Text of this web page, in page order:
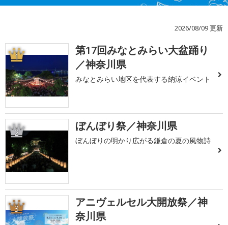
2026/08/09 更新
1
第17回みなとみらい大盆踊り
／神奈川県
みなとみらい地区を代表する納涼イベント
2 ぼんぼり祭／神奈川県
ぼんぼりの明かり広がる鎌倉の夏の風物詩
3
アニヴェルセル大開放祭／神
奈川県